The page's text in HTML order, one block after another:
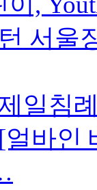
서울
일침
[얼바인